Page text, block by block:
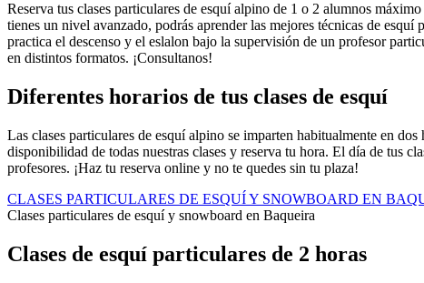
Reserva tus clases particulares de esquí alpino de 1 o 2 alumnos
tienes un nivel avanzado, podrás aprender las mejores técnicas de
practica el descenso y el eslalon bajo la supervisión de un profesor
en distintos formatos. ¡Consultanos!
Diferentes horarios de tus clases de esquí
Las clases particulares de esquí alpino se imparten habitualmente en
disponibilidad de todas nuestras clases y reserva tu hora. El día de tus
profesores. ¡Haz tu reserva online y no te quedes sin tu plaza!
CLASES PARTICULARES DE ESQUÍ Y SNOWBOARD EN
Clases particulares de esquí y snowboard en Baqueira
Clases de esquí particulares de 2 horas